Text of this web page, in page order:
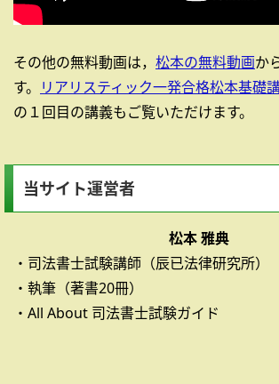
その他の無料動画は， 松本の無料動画か
す。 リアリスティック一発合格松本基礎
の１回目の講義もご覧いただけます。
当サイト運営者
松本 雅典
・司法書士試験講師（辰已法律研究所）
・執筆（著書20冊）
・All About 司法書士試験ガイド